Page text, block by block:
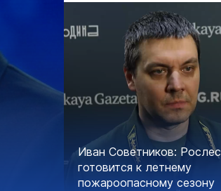
Иван Советников:
готовится к летнему
пожароопасному сезону